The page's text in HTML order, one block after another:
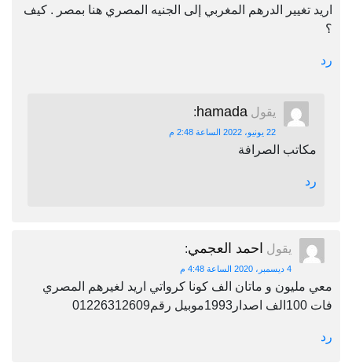
اريد تغيير الدرهم المغربي إلى الجنيه المصري هنا بمصر . كيف
؟
رد
يقول hamada
:
22 يونيو، 2022 الساعة 2:48 م
مكاتب الصرافة
رد
يقول احمد العجمي:
4 ديسمبر، 2020 الساعة 4:48 م
معي مليون و ماتان الف كونا كرواتي اريد لغيرهم المصري
فات 100الف اصدار1993موبيل رقم01226312609
رد